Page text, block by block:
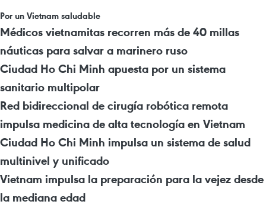
Por un Vietnam saludable
Médicos vietnamitas recorren más de 40 millas
náuticas para salvar a marinero ruso
Ciudad Ho Chi Minh apuesta por un sistema
sanitario multipolar
Red bidireccional de cirugía robótica remota
impulsa medicina de alta tecnología en Vietnam
Ciudad Ho Chi Minh impulsa un sistema de salud
multinivel y unificado
Vietnam impulsa la preparación para la vejez desde
la mediana edad